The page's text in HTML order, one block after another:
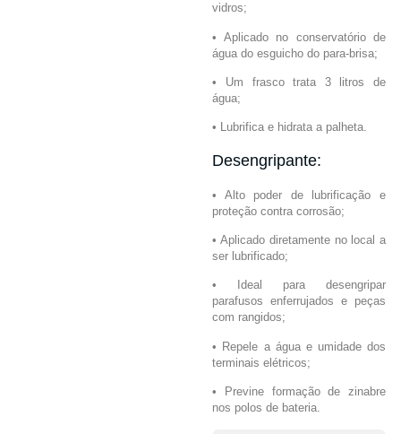
vidros;
• Aplicado no conservatório de
água do esguicho do para-brisa;
• Um frasco trata 3 litros de
água;
• Lubrifica e hidrata a palheta.
Desengripante:
• Alto poder de lubrificação e
proteção contra corrosão;
• Aplicado diretamente no local a
ser lubrificado;
• Ideal para desengripar
parafusos enferrujados e peças
com rangidos;
• Repele a água e umidade dos
terminais elétricos;
• Previne formação de zinabre
nos polos de bateria.